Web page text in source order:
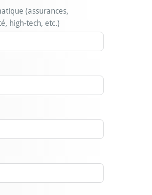
(assurances,
high-tech, etc.)